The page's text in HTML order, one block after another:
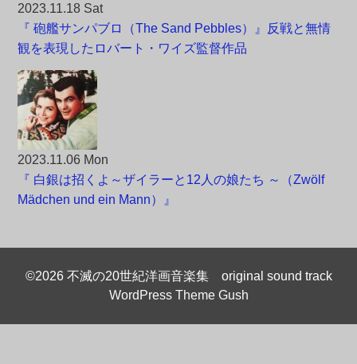
2023.11.18 Sat
『 砲艦サンパブロ（The Sand Pebbles）』反戦と無情
観を表現したロバート・ワイズ監督作品
2023.11.06 Mon
『 白銀は招くよ～ザイラーと12人の娘たち ～（Zwölf
Mädchen und ein Mann）』
©2026 不滅の20世紀洋画音楽集 original sound track
WordPress Theme Gush